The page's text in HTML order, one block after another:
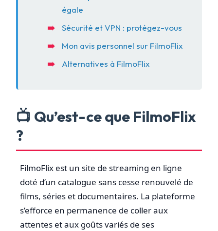
égale
Sécurité et VPN : protégez-vous
Mon avis personnel sur FilmoFlix
Alternatives à FilmoFlix
📺 Qu’est-ce que FilmoFlix
?
FilmoFlix est un site de streaming en ligne
doté d’un catalogue sans cesse renouvelé de
films, séries et documentaires. La plateforme
s’efforce en permanence de coller aux
attentes et aux goûts variés de ses